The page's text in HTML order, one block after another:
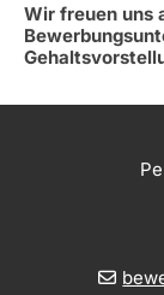
Wir freuen uns